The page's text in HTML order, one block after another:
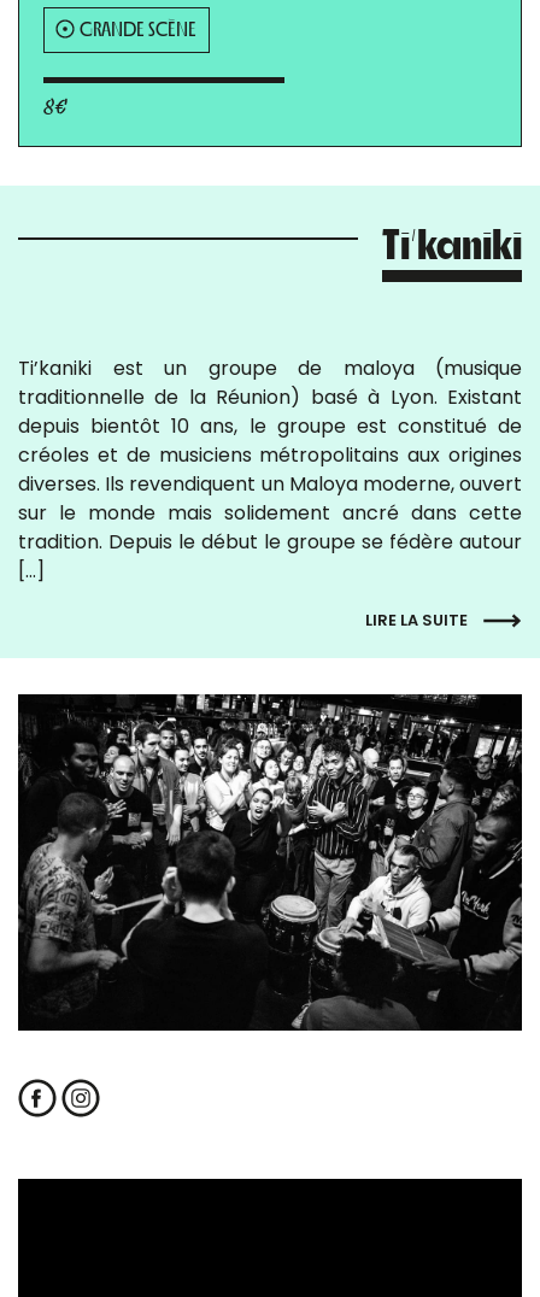
GRANDE SCÈNE
8€
Ti’kaniki
Ti’kaniki est un groupe de maloya (musique
traditionnelle de la Réunion) basé à Lyon. Existant
depuis bientôt 10 ans, le groupe est constitué de
créoles et de musiciens métropolitains aux origines
diverses. Ils revendiquent un Maloya moderne, ouvert
sur le monde mais solidement ancré dans cette
tradition. Depuis le début le groupe se fédère autour
[…]
LIRE LA SUITE